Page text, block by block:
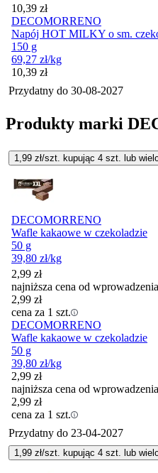
Cena
10,39 zł
DECOMORRENO
Napój HOT MILKY o sm.
150 g
69,27 zł/kg
Cena
10,39 zł
Przydatny do 30-08-2027
Produkty marki
1,99 zł/szt. kupując 4 szt. lub
DECOMORRENO
Wafle kakaowe w czekoladzie
50 g
39,80 zł/kg
2,99 zł
najniższa cena od
2,99 zł
cena za 1 szt.
DECOMORRENO
Wafle kakaowe w czekoladzie
50 g
39,80 zł/kg
2,99 zł
najniższa cena od
2,99 zł
cena za 1 szt.
Przydatny do 23-04-2027
1,99 zł/szt. kupując 4 szt. lub